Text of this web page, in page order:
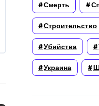
Смерть
Строительство
Убийства
Украина